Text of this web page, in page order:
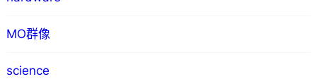
MO群像
science